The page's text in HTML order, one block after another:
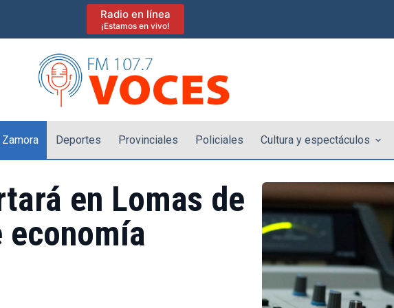
Radio en línea
¡Estamos en vivo!
Deportes Provinciales Policiales Cultura y espectáculos
en Lomas de
economía